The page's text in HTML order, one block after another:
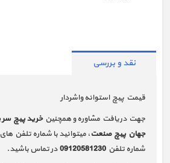
نقد و بررسی
قیمت پیچ استوانه واشردار
جهت دریافت مشاوره و همچنینخرید پیچ سر
جهان پیچ صنعت، میتوانید با شماره تلفن
شماره تلفن 09120581230در تماس باشید.